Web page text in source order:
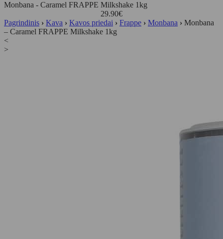
Monbana - Caramel FRAPPE Milkshake 1kg
29.90€
Pagrindinis › Kava › Kavos priedai › Frappe › Monbana › Monbana
– Caramel FRAPPE Milkshake 1kg
<
>